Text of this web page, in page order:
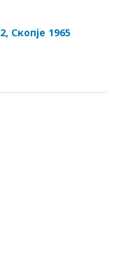
1965